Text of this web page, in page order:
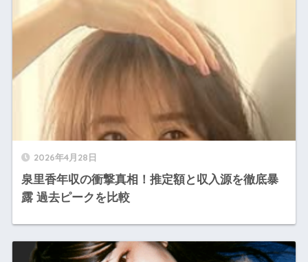
2026年4月28日
泉里香年収の衝撃真相！推定額と収入源を徹底暴
露 過去ピークを比較